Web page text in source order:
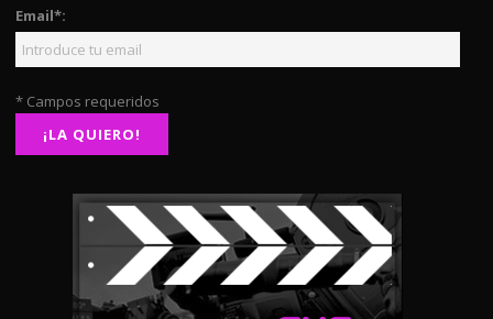
Email*:
* Campos requeridos